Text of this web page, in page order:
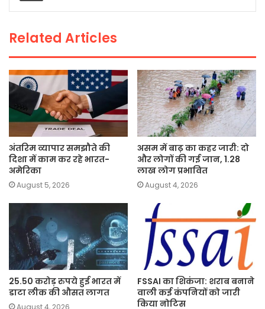
k
Related Articles
अंतरिम व्यापार समझौते की
दिशा में काम कर रहे भारत-
अमेरिका
August 5, 2026
असम में बाढ़ का कहर जारी: दो
और लोगों की गई जान, 1.28
लाख लोग प्रभावित
August 4, 2026
25.50 करोड़ रुपये हुई भारत में
डाटा लीक की औसत लागत
FSSAI का शिकंजा: शराब बनाने
वाली कई कंपनियों को जारी
किया नोटिस